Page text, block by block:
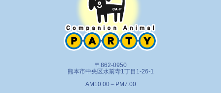
〒862-0950
熊本市中央区水前寺1丁目1-26-1
AM10:00～PM7:00